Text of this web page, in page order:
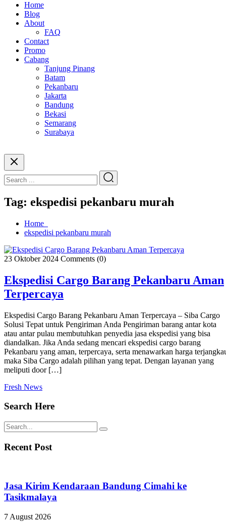
Home
Blog
About
FAQ
Contact
Promo
Cabang
Tanjung Pinang
Batam
Pekanbaru
Jakarta
Bandung
Bekasi
Semarang
Surabaya
Tag: ekspedisi pekanbaru murah
Home
ekspedisi pekanbaru murah
23 Oktober 2024 Comments (0)
Ekspedisi Cargo Barang Pekanbaru Aman
Terpercaya
Ekspedisi Cargo Barang Pekanbaru Aman Terpercaya – Siba Cargo
Solusi Tepat untuk Pengiriman Anda Pengiriman barang antar kota
atau antar pulau membutuhkan penyedia jasa ekspedisi yang bisa
diandalkan. Jika Anda sedang mencari ekspedisi cargo barang
Pekanbaru yang aman, terpercaya, serta menawarkan harga
maka Siba Cargo adalah pilihan yang tepat. Dengan layanan yang
meliputi door […]
Fresh News
Search Here
Recent Post
Jasa Kirim Kendaraan Bandung Cimahi ke
Tasikmalaya
7 August 2026